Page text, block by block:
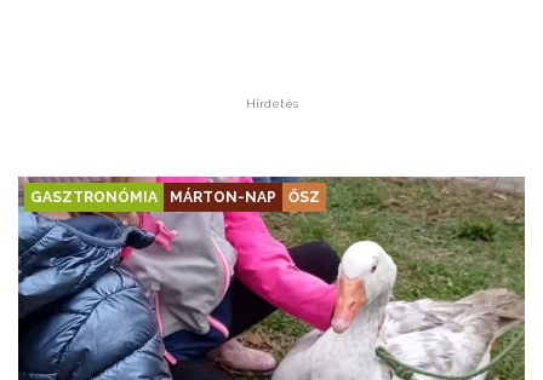
Hirdetés
GASZTRONÓMIA MÁRTON-NAP ŐSZ